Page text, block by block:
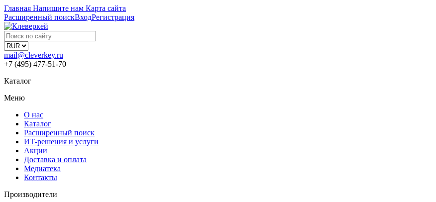
Главная Напишите нам Карта сайта
Расширенный поискВходРегистрация
mail@cleverkey.ru
+7 (495) 477-51-70
Каталог
Меню
О нас
Каталог
Расширенный поиск
ИТ-решения и услуги
Акции
Доставка и оплата
Медиатека
Контакты
Производители